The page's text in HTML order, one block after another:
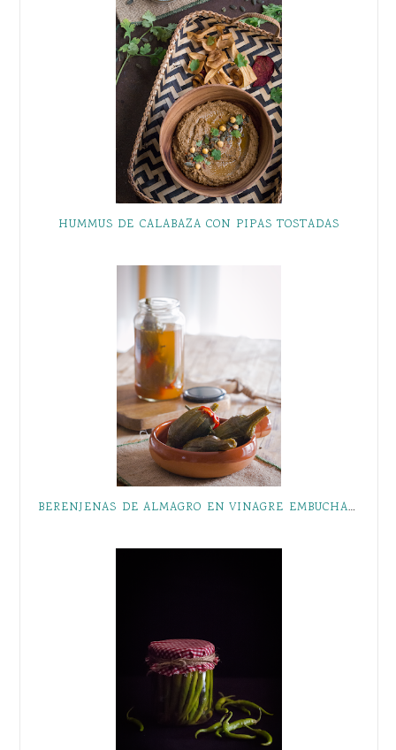
HUMMUS DE CALABAZA CON PIPAS TOSTADAS
BERENJENAS DE ALMAGRO EN VINAGRE EMBUCHADAS